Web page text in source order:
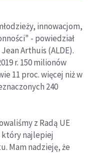
innowacjom,
- powiedział
Arthuis (ALDE).
r. 150 milionów
11 proc. więcej niż w
240
z Radą UE
najlepiej
Mam nadzieję, że